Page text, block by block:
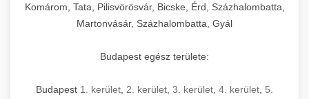
Komárom, Tata, Pilisvörösvár, Bicske, Érd, Százhalombatta,
Martonvásár, Százhalombatta, Gyál
Budapest egész területe:
Budapest 1. kerület 2. kerület 3. kerület 4. kerület 5.